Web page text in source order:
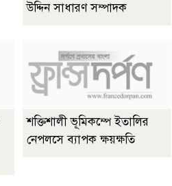
উদ্দিন সাধারণ সম্পাদক
শক্তিশালী ভূমিকম্পে ইতালির
নেপলসে ব্যাপক ক্ষয়ক্ষতি